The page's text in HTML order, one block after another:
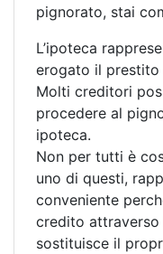
pignorato, stai
L’ipoteca
erogato il prestito
Molti creditori
procedere al
ipoteca.
Non per tutti è
uno di questi,
conveniente
credito
sostituisce il